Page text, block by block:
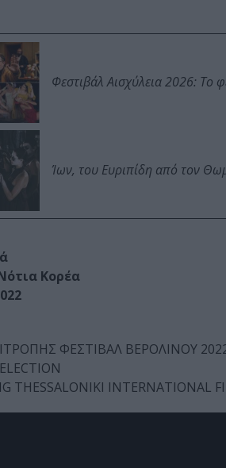
Φεστιβάλ Αισχύλεια 2026: Το
Ίων, του Ευριπίδη από τον
Κορέα
ΦΕΣΤΙΒΑΛ ΒΕΡΟΛΙΝΟΥ
THESSALONIKI INTERNATIONAL